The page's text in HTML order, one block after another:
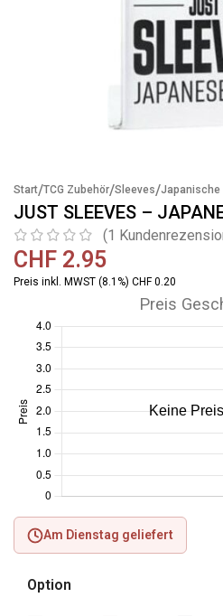
Start/TCG Zubehör/Sleeves/Japanische
JUST SLEEVES –
(1
CHF 2.95
Preis inkl. MWST (8.1%) CHF 0.20
Preis
Am Dienstag geliefert
Option